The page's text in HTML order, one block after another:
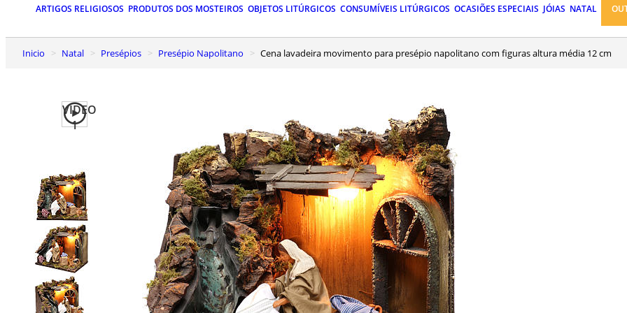
ARTIGOS RELIGIOSOS PRODUTOS DOS MOSTEIROS OBJETOS LITÚRGICOS CONSUMÍVEIS LITÚRGICOS OCASIÕES ESPECIAIS JÓIAS NATAL
Inicio Natal Presépios Presépio Napolitano Cena lavadeira movimento para presépio napolitano com figuras altura média 12 cm
VIDEO
1